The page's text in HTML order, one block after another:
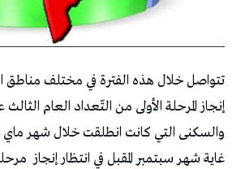
تتواصل خلال هذه الفترة في مختلف مناطق
إنجاز المرحلة الأولى من التّعداد العام
غاية شهر سبتمبر المقبل في انتظار إنجاز